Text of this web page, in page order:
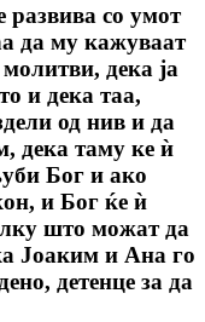
развива со умот
да му кажуваат
молитви, дека jа
и дека таа,
од нив и да
дека таму ке ѝ
Бог и ако
и Бог ќе ѝ
што можат да
Јоаким и Ана го
детенце за да